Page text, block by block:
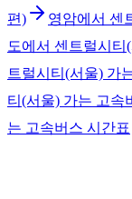
편)
영암에서 센
도에서 센트럴시티
트럴시티(서울) 가
티(서울) 가는 고속
는 고속버스 시간표